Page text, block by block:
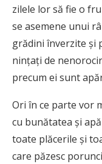
zilele lor să fie o
se asemene unui
grădini înver­zite și
nințați de
precum ei sunt
Ori în ce parte vor
cu bunătatea și
toate plăcerile și
care păzesc